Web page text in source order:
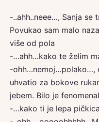
-..ahh..neee…, Sanja se
Povukao sam malo
više od pola
-…ahh…kako te želim
-ohh…nemoj…polako…,
uhvatio za bokove
jebem. Bilo je
-…kako ti je lepa